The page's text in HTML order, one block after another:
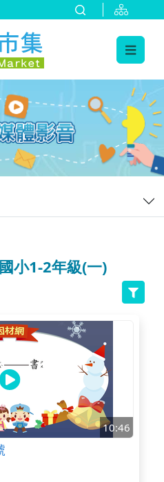
小1-2年級(一)
10:46